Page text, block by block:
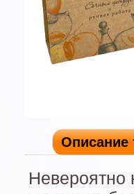
Описание
Невероятно